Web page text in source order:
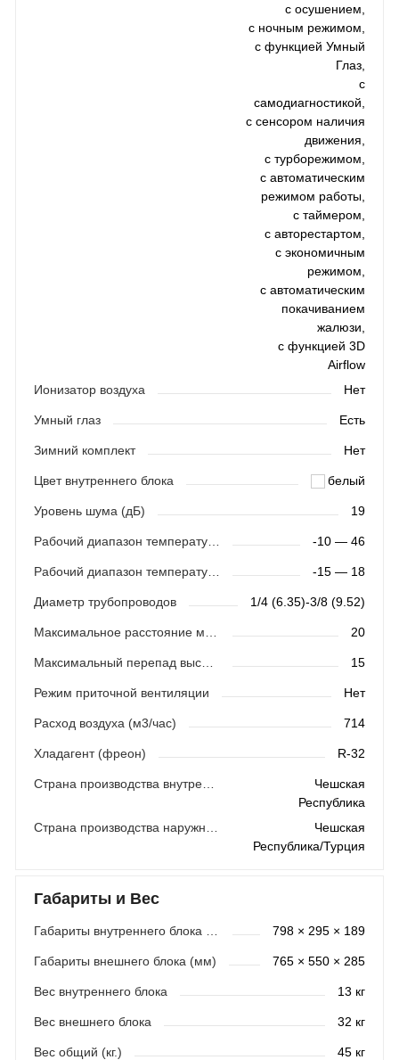
с осушением,
с ночным режимом,
с функцией Умный
Глаз,
с
самодиагностикой,
с сенсором наличия
движения,
с турборежимом,
с автоматическим
режимом работы,
с таймером,
с авторестартом,
с экономичным
режимом,
с автоматическим
покачиванием
жалюзи,
с функцией 3D
Airflow
Ионизатор воздуха
Нет
Умный глаз Есть
Зимний комплект Нет
Цвет внутреннего блока белый
Уровень шума (дБ) 19
Рабочий диапазон температур (охлаждение) -10 — 46
Рабочий диапазон температур (обогрев) -15 — 18
Диаметр трубопроводов 1/4 (6.35)-3/8 (9.52)
20
Максимальный перепад высот (м) 15
Режим приточной вентиляции Нет
Расход воздуха (м3/час) 714
Хладагент (фреон) R-32
Страна производства внутреннего блока
Чешская
Республика
Чешская
Республика/Турция
Габариты и Вес
798 × 295 × 189
Габариты внешнего блока (мм) 765 × 550 × 285
Вес внутреннего блока 13 кг
Вес внешнего блока 32 кг
Вес общий (кг.) 45 кг